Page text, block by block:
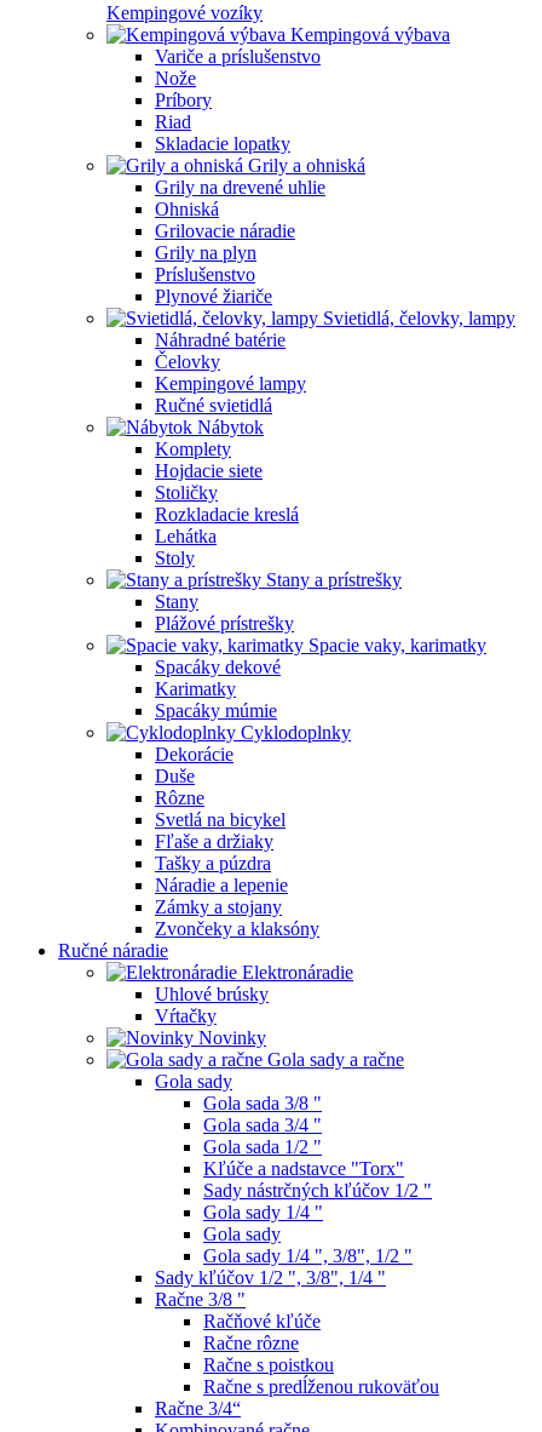
Kempingové vozíky
Kempingová výbava
Variče a príslušenstvo
Nože
Príbory
Riad
Skladacie lopatky
Grily a ohniská
Grily na drevené uhlie
Ohniská
Grilovacie náradie
Grily na plyn
Príslušenstvo
Plynové žiariče
Svietidlá, čelovky, lampy
Náhradné batérie
Čelovky
Kempingové lampy
Ručné svietidlá
Nábytok
Komplety
Hojdacie siete
Stoličky
Rozkladacie kreslá
Lehátka
Stoly
Stany a prístrešky
Stany
Plážové prístrešky
Spacie vaky, karimatky
Spacáky dekové
Karimatky
Spacáky múmie
Cyklodoplnky
Dekorácie
Duše
Rôzne
Svetlá na bicykel
Fľaše a držiaky
Tašky a púzdra
Náradie a lepenie
Zámky a stojany
Zvončeky a klaksóny
Ručné náradie
Elektronáradie
Uhlové brúsky
Vŕtačky
Novinky
Gola sady a račne
Gola sady
Gola sada 3/8 "
Gola sada 3/4 "
Gola sada 1/2 "
Kľúče a nadstavce "Torx"
Sady nástrčných kľúčov 1/2 "
Gola sady 1/4 "
Gola sady
Gola sady 1/4 ", 3/8", 1/2 "
Sady kľúčov 1/2 ", 3/8", 1/4 "
Račne 3/8 "
Račňové kľúče
Račne rôzne
Račne s poistkou
Račne s predĺženou rukoväťou
Račne 3/4“